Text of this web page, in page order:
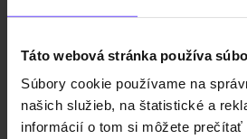
Táto webová stránka používa
Súbory cookie používame na
našich služieb, na štatistické a
informácií o tom si môžete
Zadaním a schválením svojich údajov
podmienkach.
Online nakupovanie